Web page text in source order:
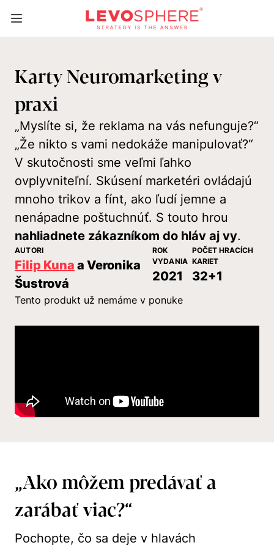
Karty Neuromarketing v
praxi
„Myslíte si, že reklama na vás nefunguje?“
„Že nikto s vami nedokáže manipulovať?“
V skutočnosti sme veľmi ľahko
ovplyvniteľní. Skúsení marketéri ovládajú
mnoho trikov a fínt, ako ľudí jemne a
nenápadne poštuchnúť. S touto hrou
nahliadnete zákazníkom do hláv aj vy.
AUTORI
Filip Kuna a Veronika
Šustrová
ROK
VYDANIA
2021
POČET HRACÍCH
KARIET
32+1
Tento produkt už nemáme v ponuke
„Ako môžem predávať a
zarábať viac?“
Pochopte, čo sa deje v hlavách